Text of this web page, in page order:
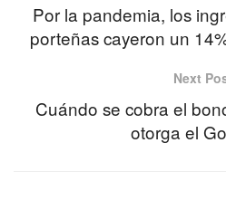
Por la pandemia, los
porteñas cayeron un
Next
Cuándo se cobra el
otorga el